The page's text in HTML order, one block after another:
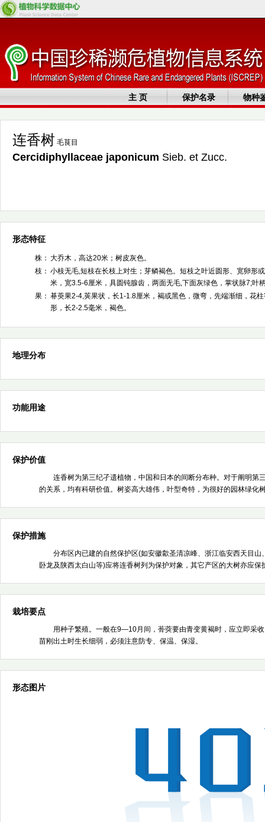
主 页 保护名录 物种
连香树 毛茛目
Cercidiphyllaceae japonicum Sieb. et Zucc.
形态特征
株： 大乔木，高达20米；树皮灰色。
枝： 小枝无毛,短枝在长枝上对生；芽鳞褐色。短枝之叶近圆形、宽卵形
米，宽3.5-6厘米，具圆钝腺齿，两面无毛,下面灰绿色，掌状脉7;叶
果： 朞萸果2-4,荚果状，长1-1.8厘米，褐或黑色，微弯，先端渐细，花
形，长2-2.5毫米，褐色。
地理分布
功能用途
保护价值
连香树为第三纪孑遗植物，中国和日本的间断分布种。对于阐明第
的关系，均有科研价值。树姿高大雄伟，叶型奇特，为很好的园林绿化
保护措施
分布区内已建的自然保护区(如安徽歙圣清凉峰、浙江临安西天目
卧龙及陕西太白山等)应将连香树列为保护对象，其它产区的大树亦应
栽培要点
用种子繁殖。一般在9—10月间，蓇葖要由青变黄褐时，应立即采
苗刚出土时生长细弱，必须注意防专、保温、保湿。
形态图片